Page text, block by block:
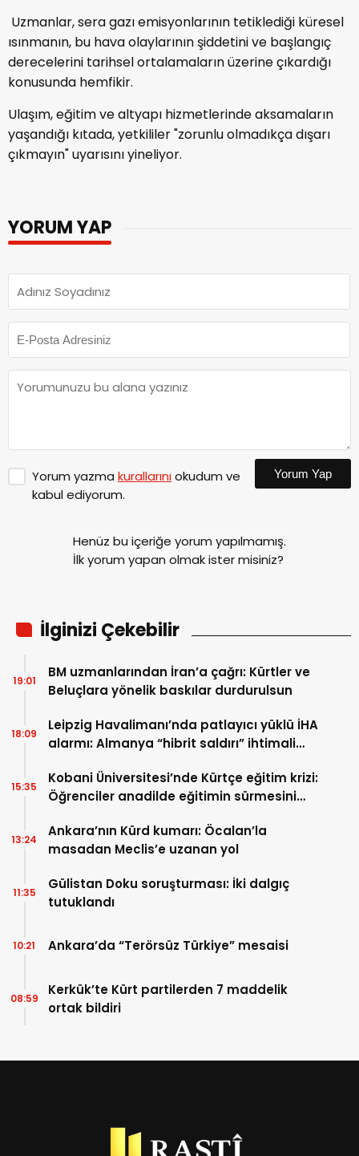
Uzmanlar, sera gazı emisyonlarının tetiklediği küresel
ısınmanın, bu hava olaylarının şiddetini ve başlangıç
derecelerini tarihsel ortalamaların üzerine çıkardığı
konusunda hemfikir.
Ulaşım, eğitim ve altyapı hizmetlerinde aksamaların
yaşandığı kıtada, yetkililer "zorunlu olmadıkça dışarı
çıkmayın" uyarısını yineliyor.
YORUM YAP
Yorum yazma kurallarınıokudum ve
kabul ediyorum.
Yorum Yap
Henüz bu içeriğe yorum yapılmamış.
İlk yorum yapan olmak ister misiniz?
İlginizi Çekebilir
BM uzmanlarından İran’a çağrı: Kürtler ve
Beluçlara yönelik baskılar durdurulsun
19:01
Leipzig Havalimanı’nda patlayıcı yüklü İHA
alarmı: Almanya “hibrit saldırı” ihtimali
18:09
Kobani Üniversitesi’nde Kürtçe eğitim krizi:
Öğrenciler anadilde eğitimin sürmesini
15:35
Ankara’nın Kürd kumarı: Öcalan’la
masadan Meclis’e uzanan yol
13:24
Gülistan Doku soruşturması: İki dalgıç
tutuklandı
11:35
Ankara’da “Terörsüz Türkiye” mesaisi
10:21
Kerkük’te Kürt partilerden 7 maddelik
ortak bildiri
08:59